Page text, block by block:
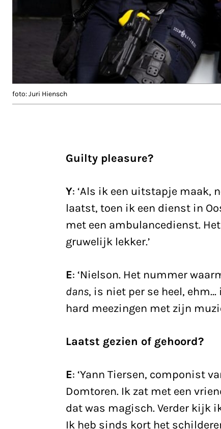
foto: Juri Hiensch
Guilty pleasure?
Y: ‘Als ik een uitstapje maak,
laatst, toen ik een dienst in
met een ambulancedienst.
gruwelijk lekker.’
E: ‘Nielson. Het nummer
dans, is niet per se heel,
hard meezingen met zijn
Laatst gezien of gehoord?
E: ‘Yann Tiersen, componist
Domtoren. Ik zat met een
dat was magisch. Verder kijk
Ik heb sinds kort het